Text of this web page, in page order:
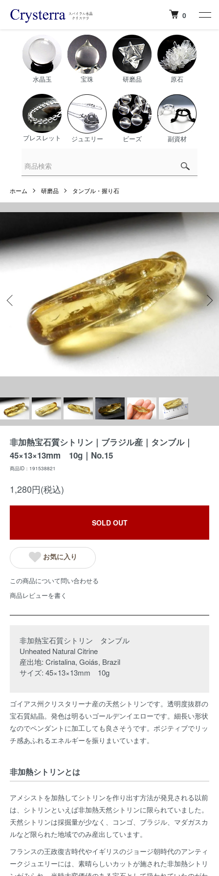
0
水晶玉 宝珠 研磨品 原石
ブレスレット ジュエリー ビーズ 副資材
ホーム 研磨品 タンブル・握り石
非加熱宝石質シトリン｜ブラジル産｜タンブル｜
45×13×13mm 10g｜No.15
商品ID：191538821
1,280円(税込)
SOLD OUT
お気に入り
この商品について問い合わせる
商品レビューを書く
非加熱宝石質シトリン タンブル
Unheated Natural Citrine
産出地: Cristalina, Goiás, Brazil
サイズ: 45×13×13mm 10g
ゴイアス州クリスタリーナ産の天然シトリンです。透明度抜群の
宝石質結晶。発色は明るいゴールデンイエローです。細長い形状
なのでペンダントに加工しても良さそうです。ポジティブでリッ
チ感あふれるエネルギーを振りまいています。
非加熱シトリンとは
アメシストを加熱してシトリンを作り出す方法が発見される以前
は、シトリンといえば非加熱天然シトリンに限られていました。
天然シトリンは採掘量が少なく、コンゴ、ブラジル、マダガスカ
ルなど限られた地域でのみ産出しています。
フランスの王政復古時代やイギリスのジョージ朝時代のアンティ
ークジュエリーには、素晴らしいカットが施された非加熱シトリ